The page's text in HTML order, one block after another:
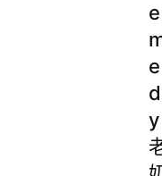
e
e
d
y